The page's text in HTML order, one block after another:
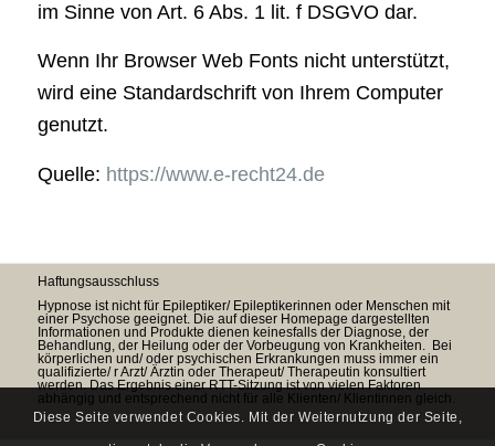
im Sinne von Art. 6 Abs. 1 lit. f DSGVO dar.
Wenn Ihr Browser Web Fonts nicht unterstützt,
wird eine Standardschrift von Ihrem Computer
genutzt.
Quelle: https://www.e-recht24.de
Haftungsausschluss
Hypnose ist nicht für Epileptiker/ Epileptikerinnen oder Menschen mit
einer Psychose geeignet. Die auf dieser Homepage dargestellten
Informationen und Produkte dienen keinesfalls der Diagnose, der
Behandlung, der Heilung oder der Vorbeugung von Krankheiten. Bei
körperlichen und/ oder psychischen Erkrankungen muss immer ein
qualifizierte/ r Arzt/ Ärztin oder Therapeut/ Therapeutin konsultiert
werden. Das Ergebnis einer RTT-Sitzung ist von vielen Faktoren
abhängig und entsprechend nicht für alle Klienten/ Klientinnen gleich.
Diese Seite verwendet Cookies. Mit der Weiternutzung der Seite,